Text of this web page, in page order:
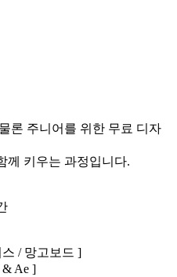
론 주니어를 위한 무료 디자
께 키우는 과정입니다.
/ 망고보드 ]
& Ae ]